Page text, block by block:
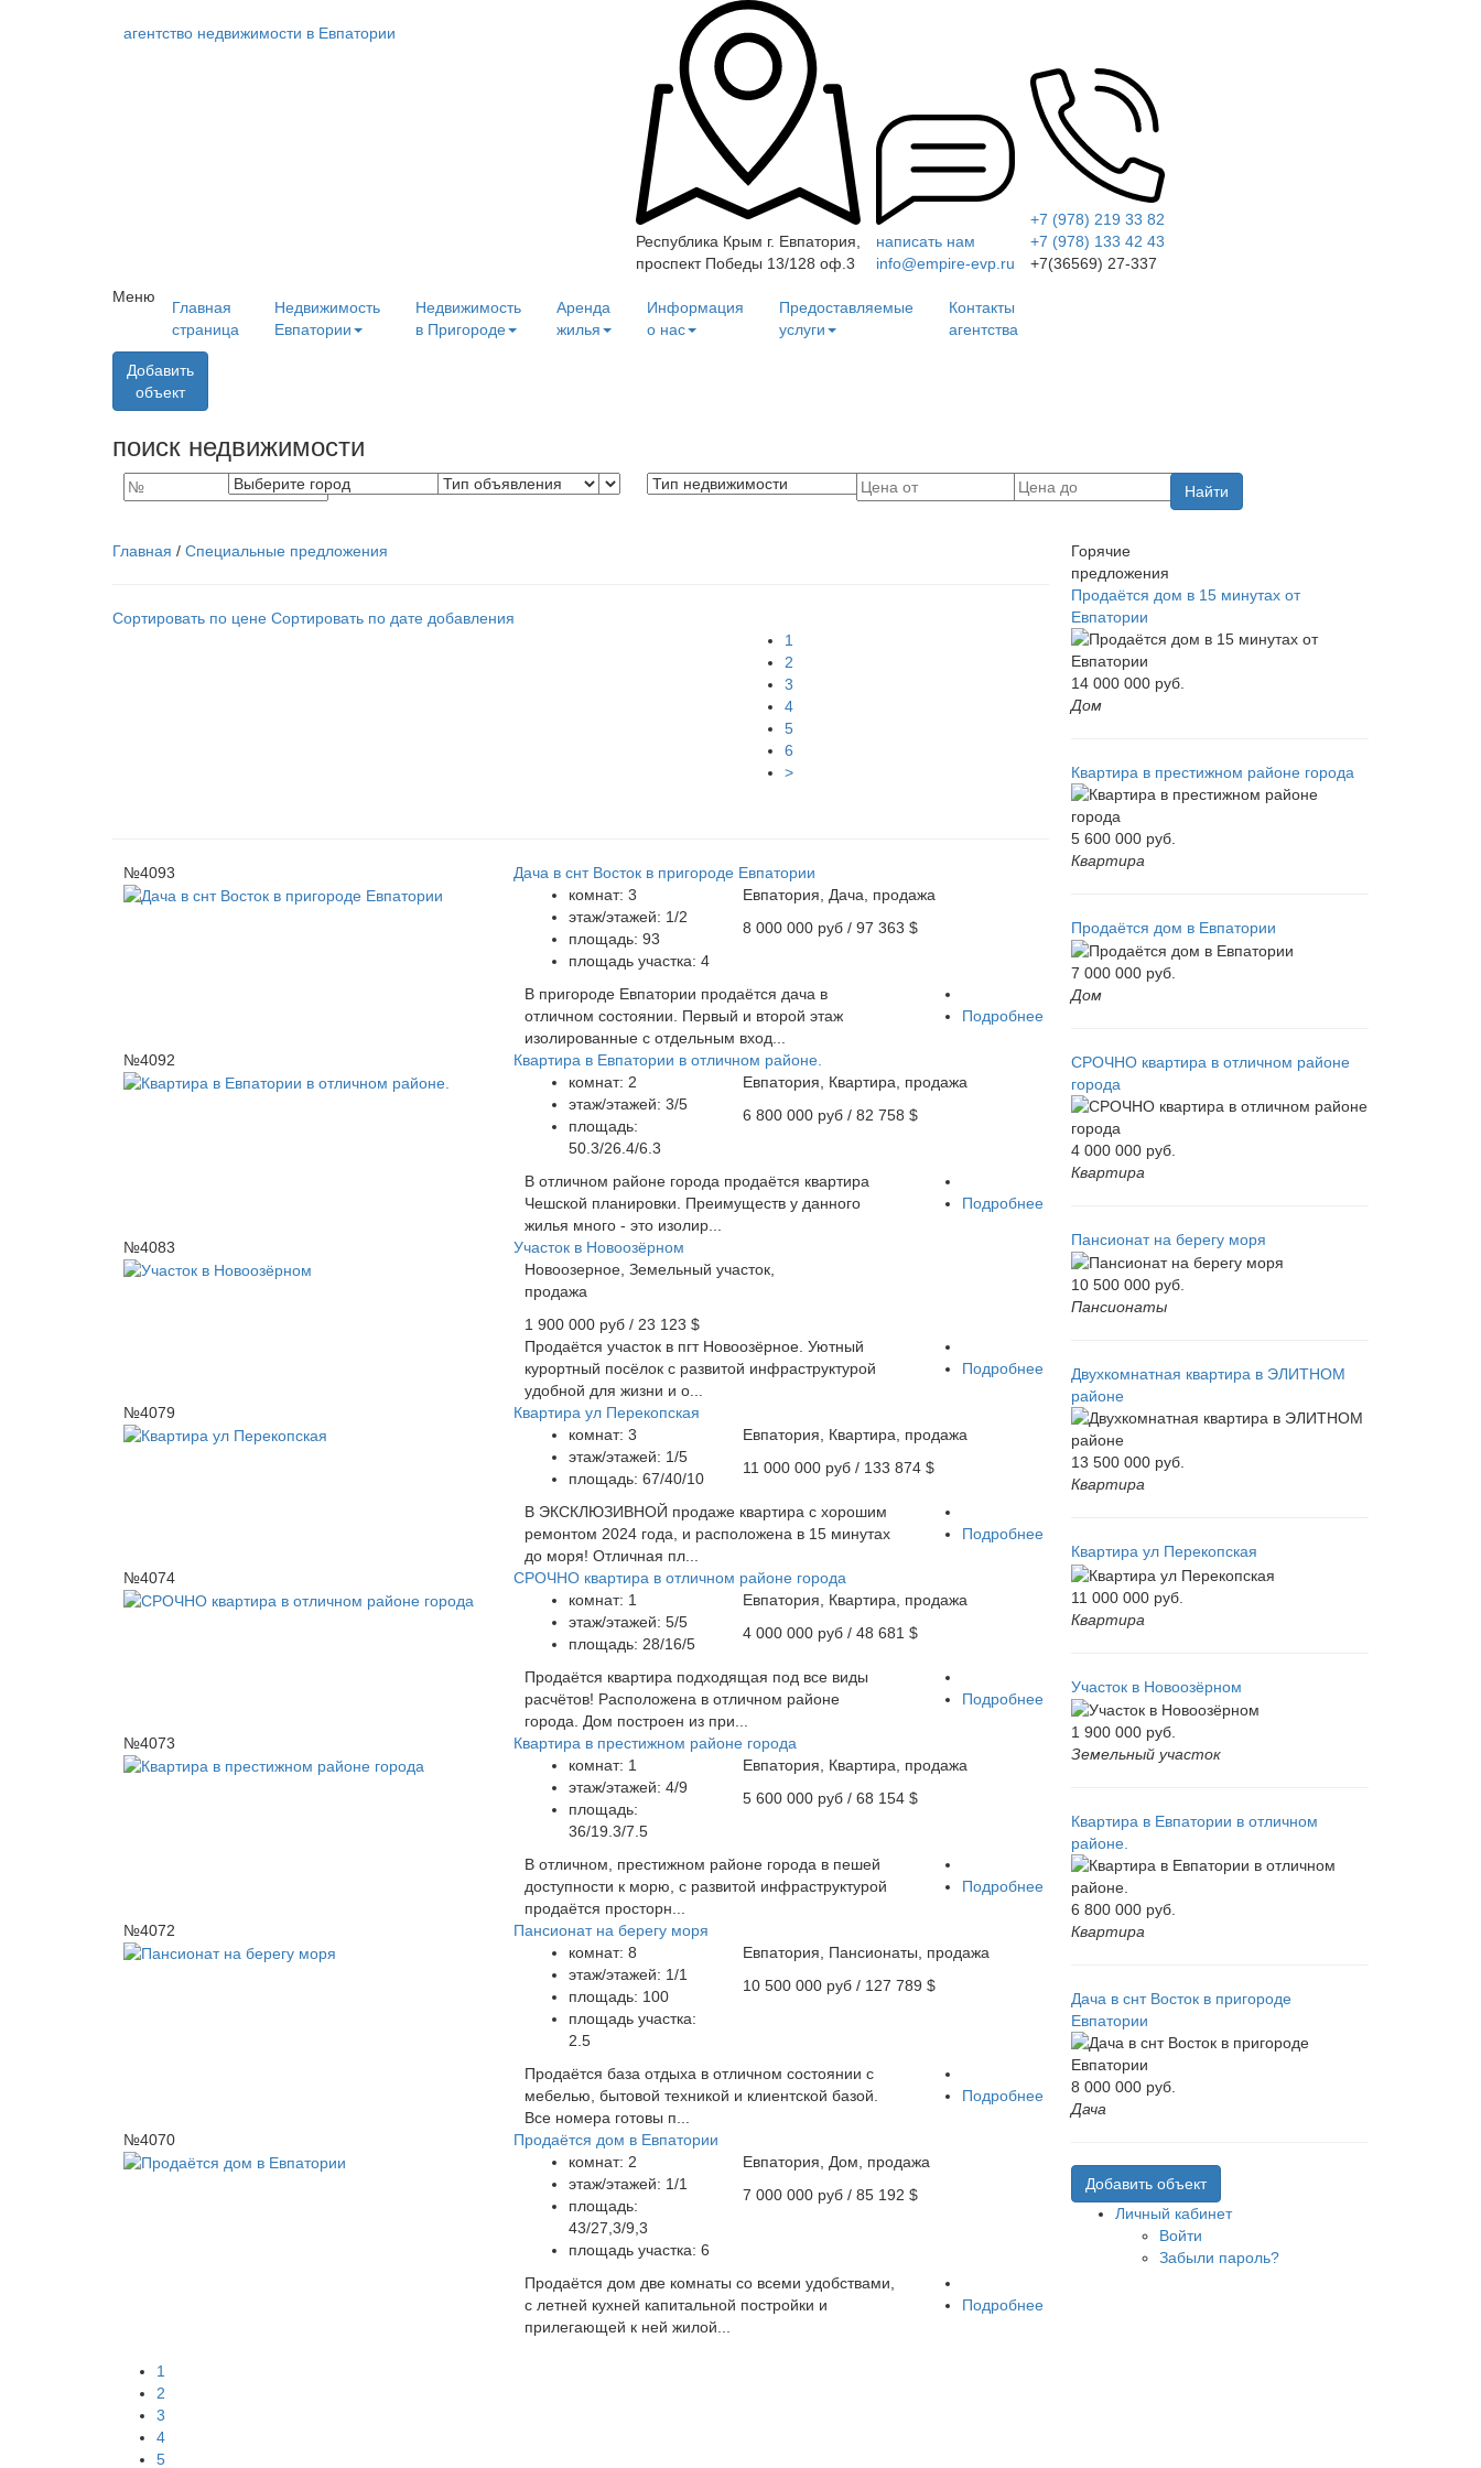
агентство недвижимости в Евпатории
Республика Крым г. Евпатория,
проспект Победы 13/128 оф.3
написать нам
info@empire-evp.ru
+7 (978) 219 33 82
+7 (978) 133 42 43
+7(36569) 27-337
Меню
Главная
страница
Недвижимость
Евпатории
Недвижимость
в Пригороде
Аренда
жилья
Информация
о нас
Предоставляемые
услуги
Контакты
агентства
Добавить
объект
поиск недвижимости
Найти
Главная / Специальные предложения
Сортировать по цене Сортировать по дате добавления
1
2
3
4
5
6
>
№4093
Дача в снт Восток в пригороде Евпатории
комнат: 3
этаж/этажей: 1/2
площадь: 93
площадь участка: 4
Евпатория, Дача, продажа
8 000 000 руб / 97 363 $
В пригороде Евпатории продаётся дача в
отличном состоянии. Первый и второй этаж
изолированные с отдельным вход...
Подробнее
№4092
Квартира в Евпатории в отличном районе.
комнат: 2
этаж/этажей: 3/5
площадь:
50.3/26.4/6.3
Евпатория, Квартира, продажа
6 800 000 руб / 82 758 $
В отличном районе города продаётся квартира
Чешской планировки. Преимуществ у данного
жилья много - это изолир...
Подробнее
№4083
Участок в Новоозёрном
Новоозерное, Земельный участок,
продажа
1 900 000 руб / 23 123 $
Продаётся участок в пгт Новоозёрное. Уютный
курортный посёлок с развитой инфраструктурой
удобной для жизни и о...
Подробнее
№4079
Квартира ул Перекопская
комнат: 3
этаж/этажей: 1/5
площадь: 67/40/10
Евпатория, Квартира, продажа
11 000 000 руб / 133 874 $
В ЭКСКЛЮЗИВНОЙ продаже квартира с хорошим
ремонтом 2024 года, и расположена в 15 минутах
до моря! Отличная пл...
Подробнее
№4074
СРОЧНО квартира в отличном районе города
комнат: 1
этаж/этажей: 5/5
площадь: 28/16/5
Евпатория, Квартира, продажа
4 000 000 руб / 48 681 $
Продаётся квартира подходящая под все виды
расчётов! Расположена в отличном районе
города. Дом построен из при...
Подробнее
№4073
Квартира в престижном районе города
комнат: 1
этаж/этажей: 4/9
площадь:
36/19.3/7.5
Евпатория, Квартира, продажа
5 600 000 руб / 68 154 $
В отличном, престижном районе города в пешей
доступности к морю, с развитой инфраструктурой
продаётся просторн...
Подробнее
№4072
Пансионат на берегу моря
комнат: 8
этаж/этажей: 1/1
площадь: 100
площадь участка:
2.5
Евпатория, Пансионаты, продажа
10 500 000 руб / 127 789 $
Продаётся база отдыха в отличном состоянии с
мебелью, бытовой техникой и клиентской базой.
Все номера готовы п...
Подробнее
№4070
Продаётся дом в Евпатории
комнат: 2
этаж/этажей: 1/1
площадь:
43/27,3/9,3
площадь участка: 6
Евпатория, Дом, продажа
7 000 000 руб / 85 192 $
Продаётся дом две комнаты со всеми удобствами,
с летней кухней капитальной постройки и
прилегающей к ней жилой...
Подробнее
1
2
3
4
5
Горячие
предложения
Продаётся дом в 15 минутах от
Евпатории
14 000 000 руб.
Дом
Квартира в престижном районе города
5 600 000 руб.
Квартира
Продаётся дом в Евпатории
7 000 000 руб.
Дом
СРОЧНО квартира в отличном районе
города
4 000 000 руб.
Квартира
Пансионат на берегу моря
10 500 000 руб.
Пансионаты
Двухкомнатная квартира в ЭЛИТНОМ
районе
13 500 000 руб.
Квартира
Квартира ул Перекопская
11 000 000 руб.
Квартира
Участок в Новоозёрном
1 900 000 руб.
Земельный участок
Квартира в Евпатории в отличном
районе.
6 800 000 руб.
Квартира
Дача в снт Восток в пригороде
Евпатории
8 000 000 руб.
Дача
Добавить объект
Личный кабинет
Войти
Забыли пароль?